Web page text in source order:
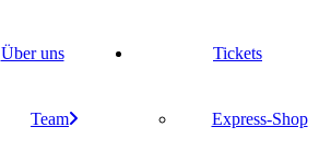
Tickets
Express-Shop
Über uns
Team